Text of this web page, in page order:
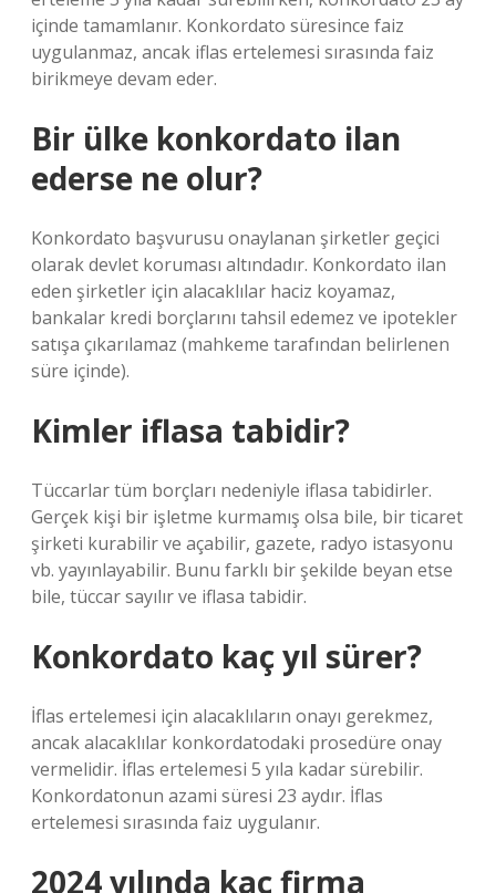
içinde tamamlanır. Konkordato süresince faiz
uygulanmaz, ancak iflas ertelemesi sırasında faiz
birikmeye devam eder.
Bir ülke konkordato ilan
ederse ne olur?
Konkordato başvurusu onaylanan şirketler geçici
olarak devlet koruması altındadır. Konkordato ilan
eden şirketler için alacaklılar haciz koyamaz,
bankalar kredi borçlarını tahsil edemez ve ipotekler
satışa çıkarılamaz (mahkeme tarafından belirlenen
süre içinde).
Kimler iflasa tabidir?
Tüccarlar tüm borçları nedeniyle iflasa tabidirler.
Gerçek kişi bir işletme kurmamış olsa bile, bir ticaret
şirketi kurabilir ve açabilir, gazete, radyo istasyonu
vb. yayınlayabilir. Bunu farklı bir şekilde beyan etse
bile, tüccar sayılır ve iflasa tabidir.
Konkordato kaç yıl sürer?
İflas ertelemesi için alacaklıların onayı gerekmez,
ancak alacaklılar konkordatodaki prosedüre onay
vermelidir. İflas ertelemesi 5 yıla kadar sürebilir.
Konkordatonun azami süresi 23 aydır. İflas
ertelemesi sırasında faiz uygulanır.
2024 yılında kaç firma